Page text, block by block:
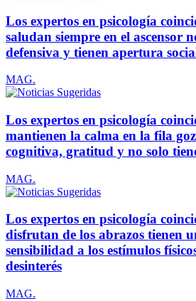
Los expertos en psicología
saludan siempre en el ascensor
defensiva y tienen apertura
MAG.
Los expertos en psicología
mantienen la calma en la fila
cognitiva, gratitud y no solo
MAG.
Los expertos en psicología
disfrutan de los abrazos tienen
sensibilidad a los estímulos
desinterés
MAG.